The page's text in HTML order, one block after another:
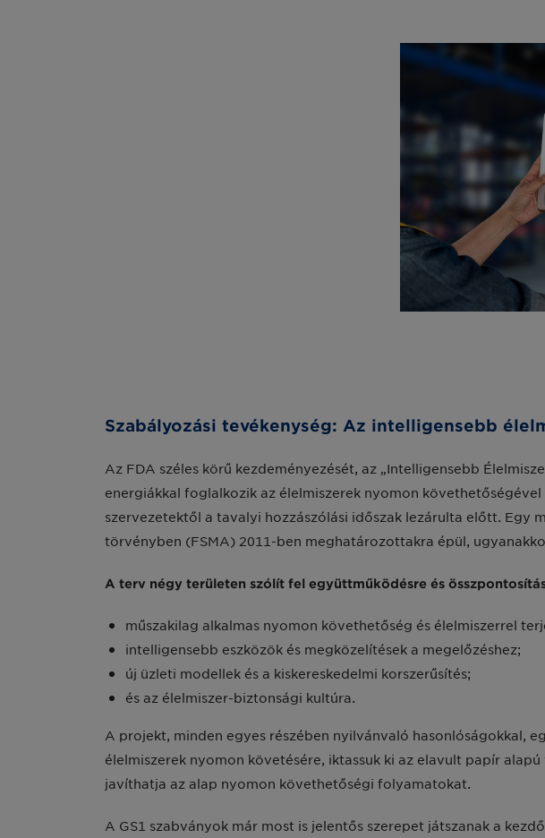
Szabályozási tevékenység: Az intelligensebb
Az FDA széles körű kezdeményezését, az „Intelligensebb
energiákkal foglalkozik az élelmiszerek nyomon
szervezetektől a tavalyi hozzászólási időszak lezárulta előtt. Egy
törvényben (FSMA) 2011-ben meghatározottakra épül,
A terv négy területen szólít fel együttműködésre és
műszakilag alkalmas nyomon követhetőség és élelmiszerrel
intelligensebb eszközök és megközelítések a megelőzéshez;
új üzleti modellek és a kiskereskedelmi korszerűsítés;
és az élelmiszer-biztonsági kultúra.
A projekt, minden egyes részében nyilvánvaló hasonlóságokkal,
élelmiszerek nyomon követésére, iktassuk ki az elavult papír
javíthatja az alap nyomon követhetőségi folyamatokat.
A GS1 szabványok már most is jelentős szerepet játszanak a